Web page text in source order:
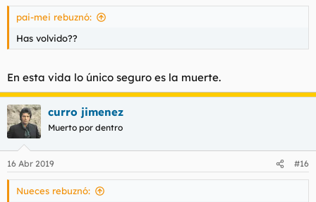
pai-mei rebuznó:
Has volvido??
En esta vida lo único seguro es la muerte.
curro jimenez
Muerto por dentro
16 Abr 2019 #16
Nueces rebuznó: